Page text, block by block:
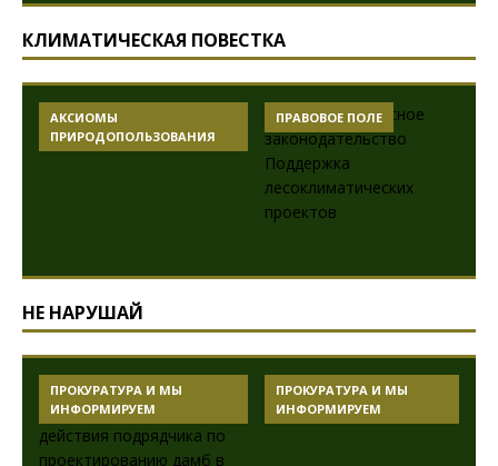
КЛИМАТИЧЕСКАЯ ПОВЕСТКА
ЧИСТЫЙ БИЗНЕС
АКСИОМЫ
ПРИРОДОПОЛЬЗОВАНИЯ
НЕ НАРУШАЙ
ПРОКУРАТУРА И МЫ
ИНФОРМИРУЕМ
ПРОКУРАТУРА И МЫ
ИНФОРМИРУЕМ